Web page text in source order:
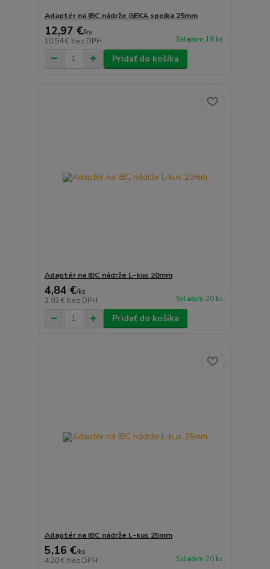
Adaptér na IBC nádrže GEKA spojka 25mm
12,97 €/ks
10,54 € bez DPH Skladom 19 ks
Pridať do košíka
Adaptér na IBC nádrže L-kus 20mm
4,84 €/ks
3,93 € bez DPH Skladom 20 ks
Pridať do košíka
Adaptér na IBC nádrže L-kus 25mm
5,16 €/ks
4,20 € bez DPH Skladom 20 ks